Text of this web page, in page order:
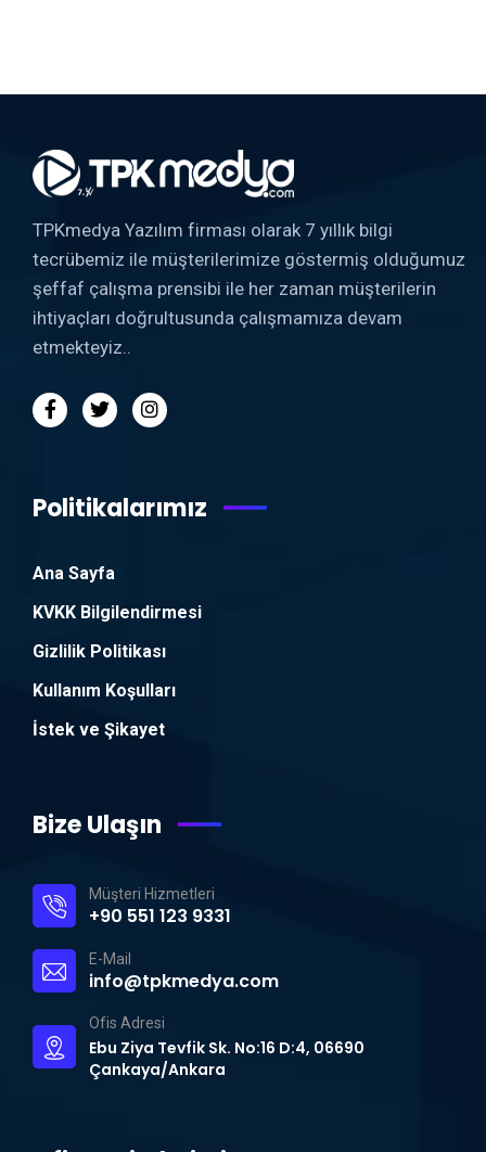
TPKmedya Yazılım firması olarak 7 yıllık bilgi
tecrübemiz ile müşterilerimize göstermiş olduğumuz
şeffaf çalışma prensibi ile her zaman müşterilerin
ihtiyaçları doğrultusunda çalışmamıza devam
etmekteyiz..
Politikalarımız
Ana Sayfa
KVKK Bilgilendirmesi
Gizlilik Politikası
Kullanım Koşulları
İstek ve Şikayet
Bize Ulaşın
Müşteri Hizmetleri
+90 551 123 9331
E-Mail
info@tpkmedya.com
Ofis Adresi
Ebu Ziya Tevfik Sk. No:16 D:4, 06690
Çankaya/Ankara